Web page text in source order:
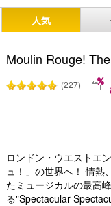
人気
Moulin Rouge!
(227)
ロンドン・ウエストエ
ュ！」の世界へ！ 情熱
たミュージカルの最高
る"Spectacular